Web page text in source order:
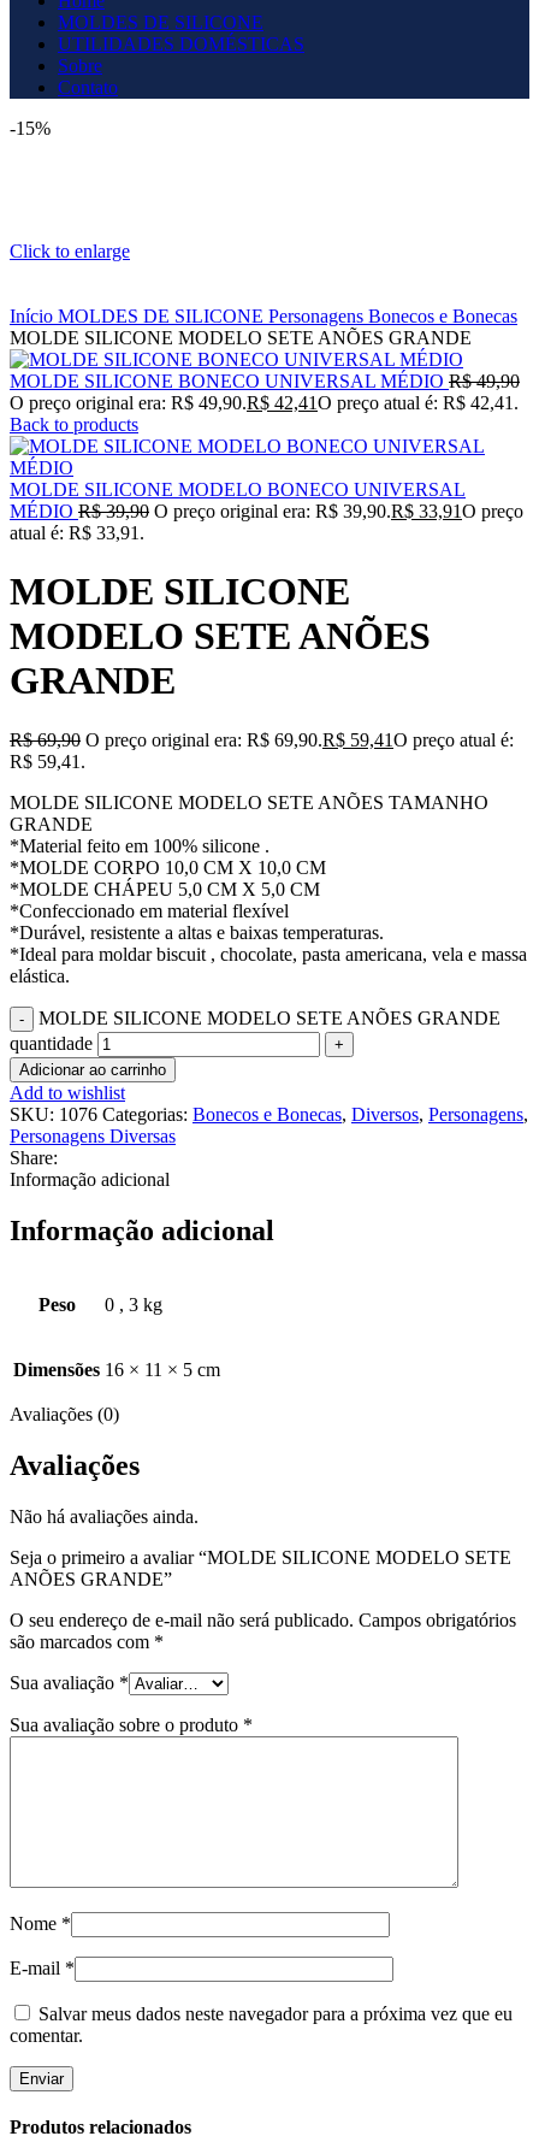
MOLDES DE SILICONE
UTILIDADES DOMÉSTICAS
Sobre
Contato
-15%
Click to enlarge
Início MOLDES DE SILICONE Personagens Bonecos e Bonecas
MOLDE SILICONE MODELO SETE ANÕES GRANDE
MOLDE SILICONE BONECO UNIVERSAL MÉDIO R$49,90
O preço original era: R$ 49,90.R$ 42,41O preço atual é: R$ 42,41.
Back to products
MOLDE SILICONE MODELO BONECO UNIVERSAL
MÉDIO R$39,90 O preço original era: R$ 39,90.R$ 33,91O preço
atual é: R$ 33,91.
MOLDE SILICONE
MODELO SETE ANÕES
GRANDE
R$69,90 O preço original era: R$ 69,90.R$ 59,41O preço atual é:
R$ 59,41.
MOLDE SILICONE MODELO SETE ANÕES TAMANHO
GRANDE
*Material feito em 100% silicone .
*MOLDE CORPO 10,0 CM X 10,0 CM
*MOLDE CHÁPEU 5,0 CM X 5,0 CM
*Confeccionado em material flexível
*Durável, resistente a altas e baixas temperaturas.
*Ideal para moldar biscuit , chocolate, pasta americana, vela e massa
elástica.
MOLDE SILICONE MODELO SETE ANÕES GRANDE
quantidade
Adicionar ao carrinho
Add to wishlist
SKU: 1076 Categorias: Bonecos e Bonecas, Diversos, Personagens,
Personagens Diversas
Share:
Informação adicional
Informação adicional
Peso 0 , 3 kg
Dimensões 16 × 11 × 5 cm
Avaliações (0)
Avaliações
Não há avaliações ainda.
Seja o primeiro a avaliar “MOLDE SILICONE MODELO SETE
ANÕES GRANDE”
O seu endereço de e-mail não será publicado. Campos obrigatórios
são marcados com *
Sua avaliação *
Sua avaliação sobre o produto *
Nome *
E-mail *
Salvar meus dados neste navegador para a próxima vez que eu
comentar.
Produtos relacionados